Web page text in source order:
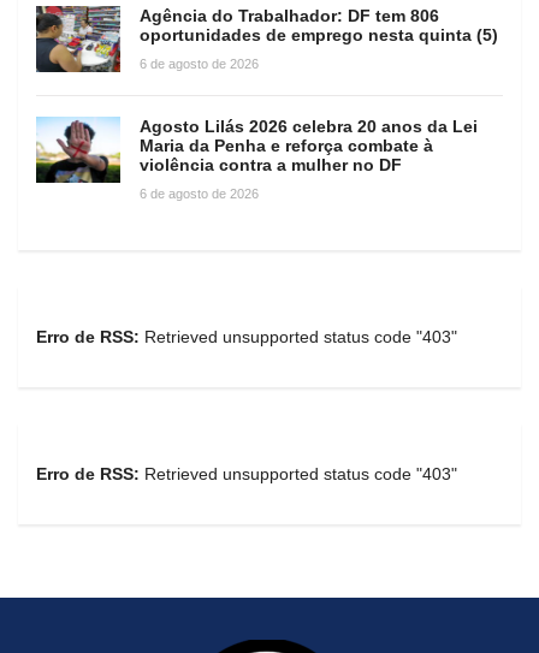
Agência do Trabalhador: DF tem 806
oportunidades de emprego nesta quinta (5)
6 de agosto de 2026
Agosto Lilás 2026 celebra 20 anos da Lei
Maria da Penha e reforça combate à
violência contra a mulher no DF
6 de agosto de 2026
Erro de RSS: Retrieved unsupported status code "403"
Erro de RSS: Retrieved unsupported status code "403"